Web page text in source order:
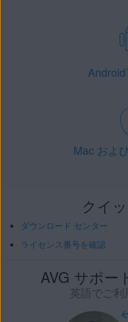
Android
Mac およ
クイ
ダウンロード センター
ライセンス番号を確認
AVG サポー
英語でご